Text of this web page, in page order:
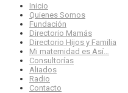
Inicio
Quienes Somos
Fundación
Directorio Mamás
Directorio Hijos y Familia
Mi maternidad es Así…
Consultorías
Aliados
Radio
Contacto